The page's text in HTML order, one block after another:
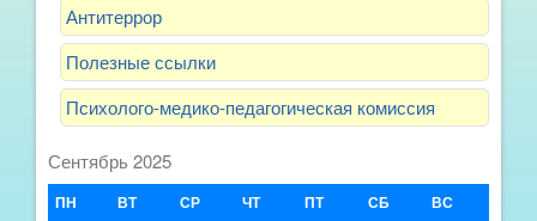
Антитеррор
Полезные ссылки
Психолого-медико-педагогическая комиссия
Сентябрь 2025
ПН ВТ СР ЧТ ПТ СБ ВС